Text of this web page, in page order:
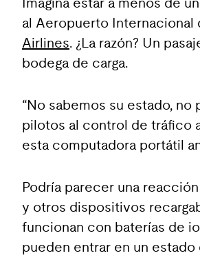
Imagina estar a menos de
al Aeropuerto Internacional
Airlines. ¿La razón? Un
bodega de carga.
“No sabemos su estado,
pilotos al control de tráfico
esta computadora portátil
Podría parecer una
y otros dispositivos
funcionan con baterías de
pueden entrar en un